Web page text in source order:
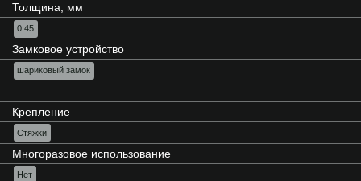
Толщина, мм
0.45
Замковое устройство
шариковый замок
Крепление
Стяжки
Многоразовое использование
Нет